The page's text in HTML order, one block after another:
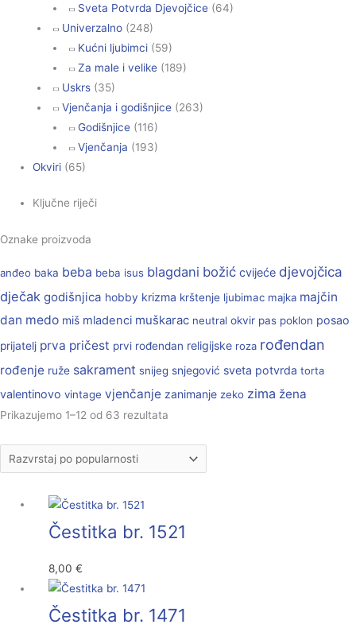
Sveta Potvrda Djevojčice (64)
Univerzalno (248)
Kućni ljubimci (59)
Za male i velike (189)
Uskrs (35)
Vjenčanja i godišnjice (263)
Godišnjice (116)
Vjenčanja (193)
Okviri (65)
Ključne riječi
Oznake proizvoda
anđeo baka beba beba isus blagdani božić cvijeće djevojčica
dječak godišnjica hobby krizma krštenje ljubimac majka majčin
dan medo miš mladenci muškarac neutral okvir pas poklon posao
prijatelj prva pričest prvi rođendan religijske roza rođendan
rođenje ruže sakrament snijeg snjegović sveta potvrda torta
valentinovo vintage vjenčanje zanimanje zeko zima žena
Prikazujemo 1–12 od 63 rezultata
Čestitka br. 1521
8,00€
Čestitka br. 1471